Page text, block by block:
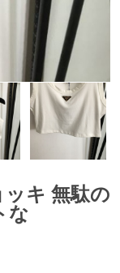
ッキ 無駄の
な